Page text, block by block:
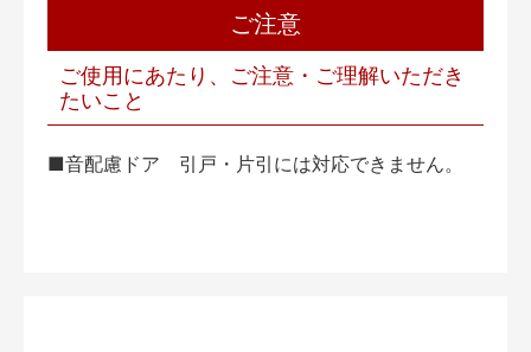
ご注意
ご使用にあたり、ご注意・ご理解いただき
たいこと
■音配慮ドア 引戸・片引には対応できません。